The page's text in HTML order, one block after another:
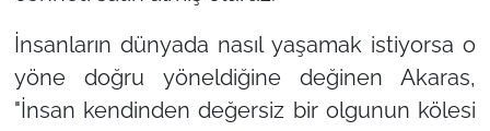
İnsanların dünyada nasıl yaşamak istiyorsa o
yöne doğru yöneldiğine değinen Akaras,
"İnsan kendinden değersiz bir olgunun kölesi